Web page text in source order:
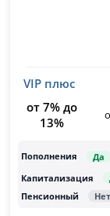
VIP плюс
от 7% до
13%